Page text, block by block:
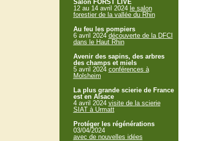
Salon FORST LIVE
12 au 14 avril 2024 le salon
forestier de la vallée du Rhin
Au feu les pompiers
6 avril 2024 découverte de la DFCI
dans le Haut Rhin
Avenir des sapins, des arbres
des champs et miels
5 avril 2024 conférences à
Molsheim
La plus grande scierie de France
est en Alsace
4 avril 2024 visite de la scierie
SIAT à Urmatt
Protéger les régénérations
03/04/2024
avec de nouvelles idées